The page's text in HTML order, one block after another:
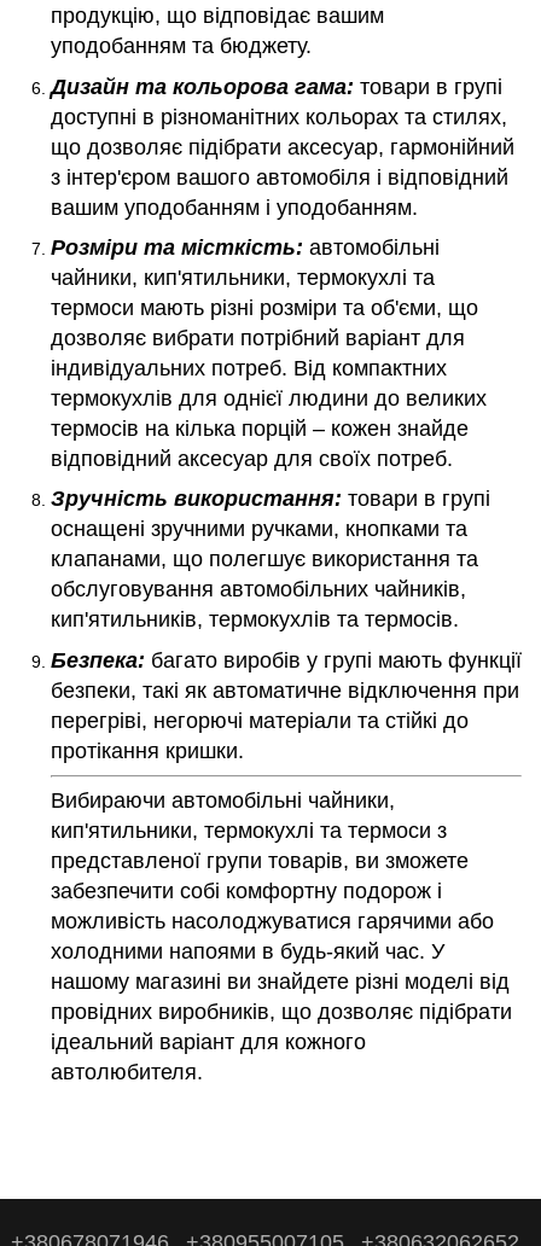
продукцію, що відповідає вашим
уподобанням та бюджету.
Дизайн та кольорова гама: товари в групі
доступні в різноманітних кольорах та стилях,
що дозволяє підібрати аксесуар, гармонійний
з інтер'єром вашого автомобіля і відповідний
вашим уподобанням і уподобанням.
Розміри та місткість: автомобільні
чайники, кип'ятильники, термокухлі та
термоси мають різні розміри та об'єми, що
дозволяє вибрати потрібний варіант для
індивідуальних потреб. Від компактних
термокухлів для однієї людини до великих
термосів на кілька порцій – кожен знайде
відповідний аксесуар для своїх потреб.
Зручність використання: товари в групі
оснащені зручними ручками, кнопками та
клапанами, що полегшує використання та
обслуговування автомобільних чайників,
кип'ятильників, термокухлів та термосів.
Безпека: багато виробів у групі мають функції
безпеки, такі як автоматичне відключення при
перегріві, негорючі матеріали та стійкі до
протікання кришки.
Вибираючи автомобільні чайники,
кип'ятильники, термокухлі та термоси з
представленої групи товарів, ви зможете
забезпечити собі комфортну подорож і
можливість насолоджуватися гарячими або
холодними напоями в будь-який час. У
нашому магазині ви знайдете різні моделі від
провідних виробників, що дозволяє підібрати
ідеальний варіант для кожного
автолюбителя.